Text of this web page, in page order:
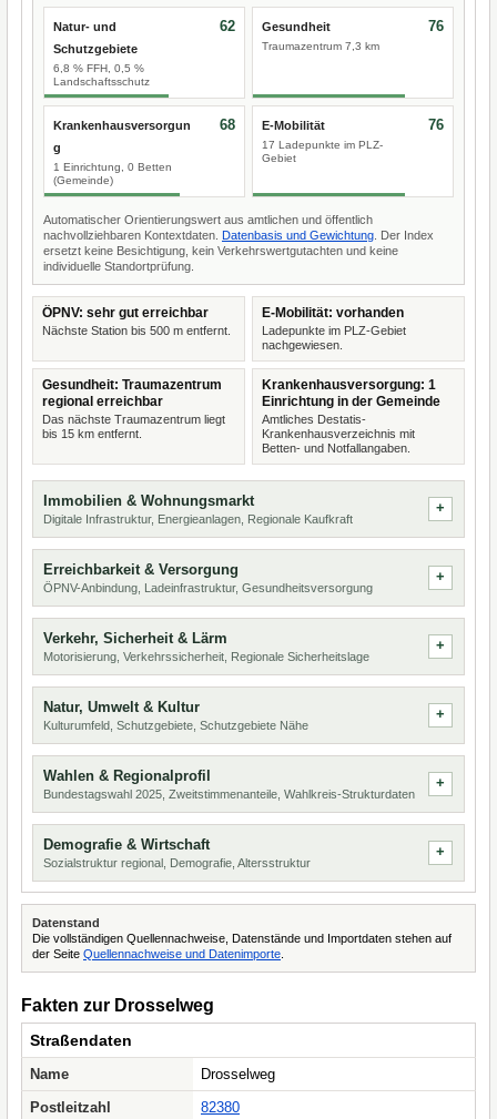
Natur- und
Schutzgebiete
6,8 % FFH, 0,5 %
Landschaftsschutz
62 Gesundheit
Traumazentrum 7,3 km
76
Krankenhausversorgun
g
1 Einrichtung, 0 Betten
(Gemeinde)
68 E-Mobilität
17 Ladepunkte im PLZ-
Gebiet
76
Automatischer Orientierungswert aus amtlichen und öffentlich
nachvollziehbaren Kontextdaten. Datenbasis und Gewichtung . Der Index
ersetzt keine Besichtigung, kein Verkehrswertgutachten und keine
individuelle Standortprüfung.
ÖPNV: sehr gut erreichbar
Nächste Station bis 500 m entfernt.
E-Mobilität: vorhanden
Ladepunkte im PLZ-Gebiet
nachgewiesen.
Gesundheit: Traumazentrum
regional erreichbar
Das nächste Traumazentrum liegt
bis 15 km entfernt.
Krankenhausversorgung: 1
Einrichtung in der Gemeinde
Amtliches Destatis-
Krankenhausverzeichnis mit
Betten- und Notfallangaben.
Immobilien & Wohnungsmarkt
Digitale Infrastruktur, Energieanlagen, Regionale Kaufkraft
Erreichbarkeit & Versorgung
ÖPNV-Anbindung, Ladeinfrastruktur, Gesundheitsversorgung
Verkehr, Sicherheit & Lärm
Motorisierung, Verkehrssicherheit, Regionale Sicherheitslage
Natur, Umwelt & Kultur
Kulturumfeld, Schutzgebiete, Schutzgebiete Nähe
Wahlen & Regionalprofil
Bundestagswahl 2025, Zweitstimmenanteile, Wahlkreis-Strukturdaten
Demografie & Wirtschaft
Sozialstruktur regional, Demografie, Altersstruktur
Datenstand
Die vollständigen Quellennachweise, Datenstände und Importdaten stehen auf
der Seite Quellennachweise und Datenimporte
Fakten zur Drosselweg
Straßendaten
Name
Drosselweg
Postleitzahl
82380